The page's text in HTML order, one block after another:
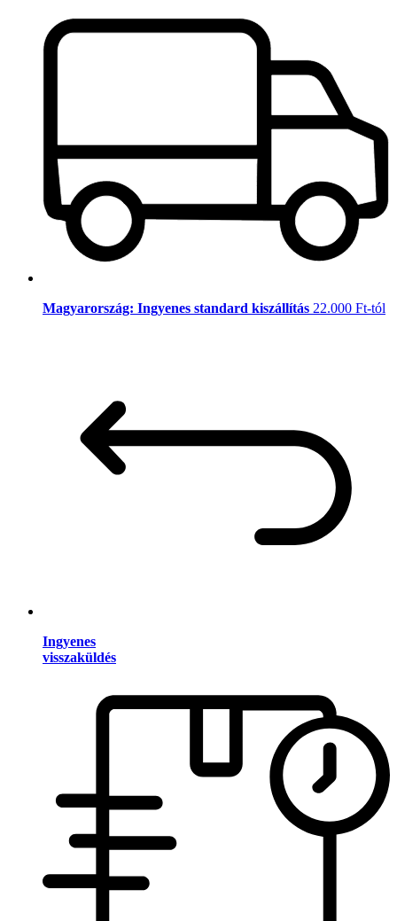
Magyarország: Ingyenes standard kiszállítás 22.000 Ft-tól
Ingyenes
visszaküldés